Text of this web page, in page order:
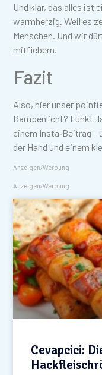
Und klar, das alles ist
warmherzig. Weil es
Menschen. Und wir
mitfiebern.
Fazit
Also, hier unser
Rampenlicht?
einem Insta‑Beitrag
der Hand und einem
Anzeigen/Werbung
Anzeigen/Werbung
Cevapcici: